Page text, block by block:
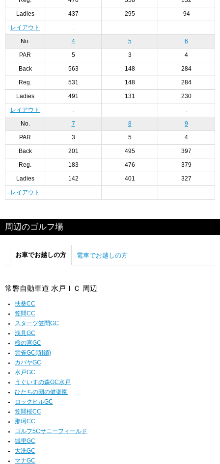
Ladies 437 295 94
レイアウト
No. 4 5 6
PAR 5 3 4
Back 563 148 284
Reg. 531 148 284
Ladies 491 131 230
レイアウト
No. 7 8 9
PAR 3 5 4
Back 201 495 397
Reg. 183 476 379
Ladies 142 401 327
レイアウト
周辺のゴルフ場
お車でお越しの方 電車でお越しの方
常磐自動車道 水戸ＩＣ 周辺
扶桑CC
笠間CC
スターツ笠間GC
浅見GC
桜の宮GC
雲雀GC(閉鎖)
カバヤGC
水戸GC
うぐいすの森GC水戸
ひたちの圀の健楽園
ロックヒルGC
笠間桜CC
那珂CC
ゴルフ5Cサニーフィールド
城里GC
大洗GC
マナGC